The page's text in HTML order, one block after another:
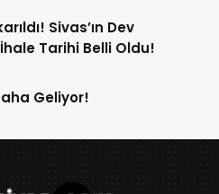
Sivas’ın Dev
Tarihi Belli Oldu!
Geliyor!